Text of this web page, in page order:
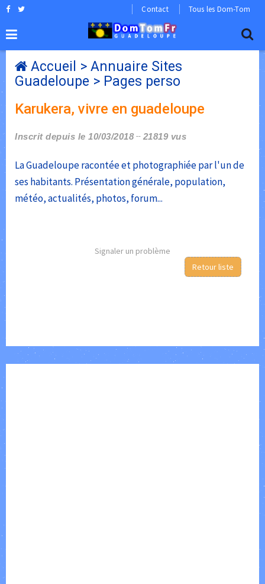
Contact Tous les Dom-Tom
Accueil > Annuaire Sites
Guadeloupe > Pages perso
Karukera, vivre en guadeloupe
Inscrit depuis le 10/03/2018 21819 vus
La Guadeloupe racontée et photographiée par l'un de
ses habitants. Présentation générale, population,
météo, actualités, photos, forum...
Signaler un problème
Retour liste